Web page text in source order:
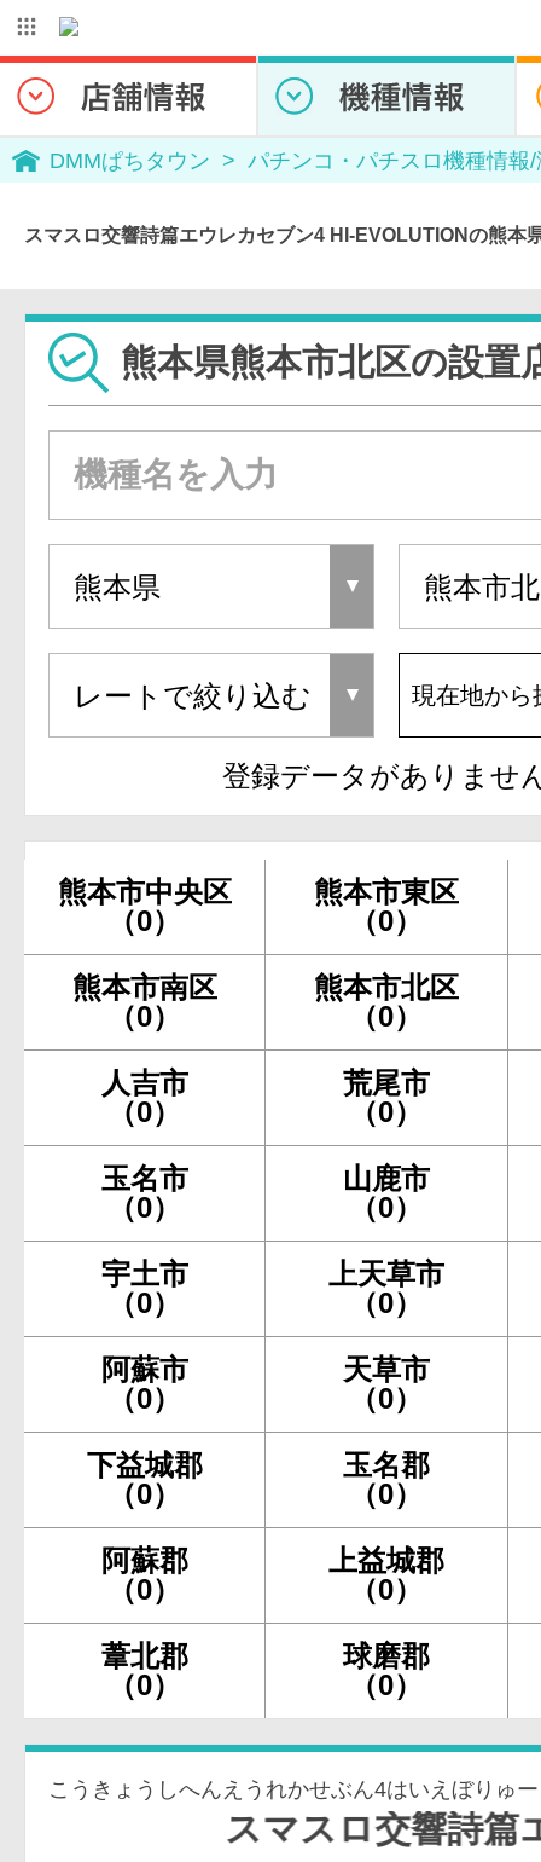
DMMぱちタウン パチンコ・パチスロ機種情報
スマスロ交響詩篇エウレカセブン4 HI-EVOLUTIONの熊本
熊本県熊本市北区の設置
現在地から
登録データがありませ
熊本市中央区
（0）
熊本市東区
（0）
熊本市南区
（0）
熊本市北区
（0）
人吉市
（0）
荒尾市
（0）
玉名市
（0）
山鹿市
（0）
宇土市
（0）
上天草市
（0）
阿蘇市
（0）
天草市
（0）
下益城郡
（0）
玉名郡
（0）
阿蘇郡
（0）
上益城郡
（0）
葦北郡
（0）
球磨郡
（0）
こうきょうしへんえうれかせぶん4はいえぼりゅ
スマスロ交響詩篇エウレ